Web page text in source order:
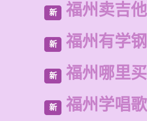
新 福州卖吉
新 福州有学
新 福州哪里
新 福州学唱